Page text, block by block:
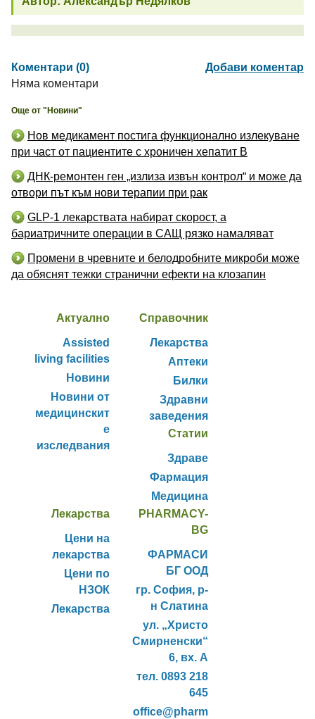
Коментари (0)
Добави коментар
Няма коментари
Още от "Новини"
Нов медикамент постига функционално излекуване
при част от пациентите с хроничен хепатит B
ДНК-ремонтен ген „излиза извън контрол“ и може да
отвори път към нови терапии при рак
GLP-1 лекарствата набират скорост, а
бариатричните операции в САЩ рязко намаляват
Промени в чревните и белодробните микроби може
да обяснят тежки странични ефекти на клозапин
Актуално
Assisted
living facilities
Новини
Новини от
медицинскит
е
изследвания
Справочник
Лекарства
Аптеки
Билки
Здравни
заведения
Статии
Здраве
Фармация
Медицина
Лекарства
Цени на
лекарства
Цени по
НЗОК
Лекарства
PHARMACY-
BG
ФАРМАСИ
БГ ООД
гр. София, р-
н Слатина
ул. „Христо
Смирненски“
6, вх. А
тел. 0893 218
645
office@pharm